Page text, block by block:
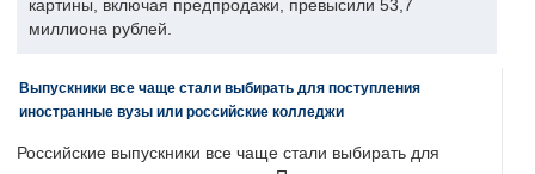
картины, включая предпродажи, превысили 53,7
миллиона рублей.
Выпускники все чаще стали выбирать для поступления
иностранные вузы или российские колледжи
Российские выпускники все чаще стали выбирать для